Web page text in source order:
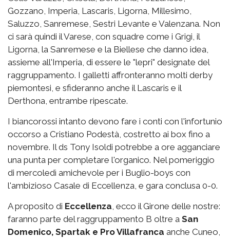
Gozzano, Imperia, Lascaris, Ligorna, Millesimo,
Saluzzo, Sanremese, Sestri Levante e Valenzana. Non
ci sarà quindi il Varese, con squadre come i Grigi, il
Ligorna, la Sanremese e la Biellese che danno idea,
assieme all'Imperia, di essere le "lepri" designate del
raggruppamento. I galletti affronteranno molti derby
piemontesi, e sfideranno anche il Lascaris e il
Derthona, entrambe ripescate.
I biancorossi intanto devono fare i conti con l'infortunio
occorso a Cristiano Podestà, costretto ai box fino a
novembre. Il ds Tony Isoldi potrebbe a ore agganciare
una punta per completare l'organico. Nel pomeriggio
di mercoledì amichevole per i Buglio-boys con
l'ambizioso Casale di Eccellenza, e gara conclusa 0-0.
A proposito di Eccellenza, ecco il Girone delle nostre:
faranno parte del raggruppamento B oltre a San
Domenico, Spartak e Pro Villafranca anche Cuneo,